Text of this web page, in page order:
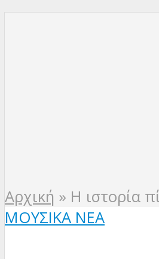
Αρχική » Η ιστορία
ΜΟΥΣΙΚΆ ΝΈΑ